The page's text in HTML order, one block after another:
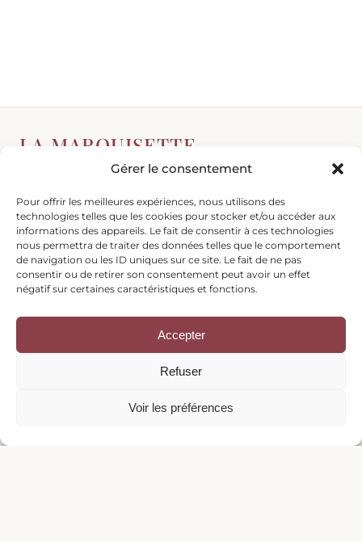
Gérer le consentement
Pour offrir les meilleures expériences, nous utilisons des
technologies telles que les cookies pour stocker et/ou accéder aux
informations des appareils. Le fait de consentir à ces technologies
nous permettra de traiter des données telles que le comportement
de navigation ou les ID uniques sur ce site. Le fait de ne pas
consentir ou de retirer son consentement peut avoir un effet
négatif sur certaines caractéristiques et fonctions.
Accepter
Refuser
Voir les préférences
LA MARQUISETTE
of the Belgian Ardennes, between Dinant and
Rochefort.
Navigation
Home
The Marquisette Spirit